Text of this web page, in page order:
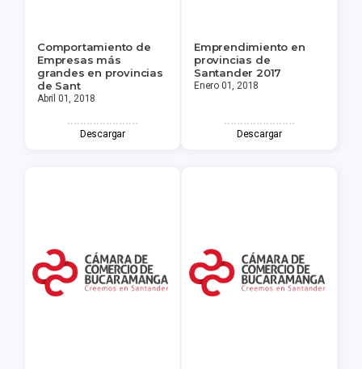
Comportamiento de
Empresas más
grandes en provincias
de Sant
Abril 01, 2018
Descargar
Emprendimiento en
provincias de
Santander 2017
Enero 01, 2018
Descargar